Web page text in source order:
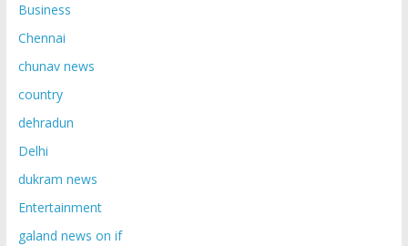
Business
Chennai
chunav news
country
dehradun
Delhi
dukram news
Entertainment
galand news on if